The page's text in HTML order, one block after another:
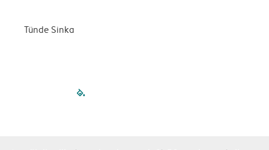
Tünde Sinka
filled-pagination